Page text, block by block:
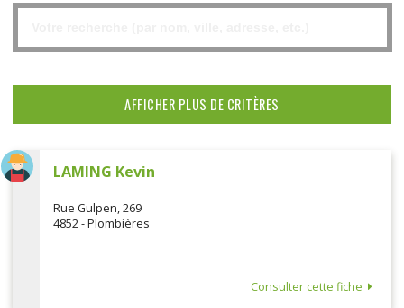
LAMING Kevin
Rue Gulpen, 269
4852 - Plombières
Consulter cette fiche
AFFICHER PLUS DE CRITÈRES